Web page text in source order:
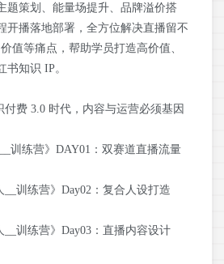
题策划、能量场提升、品牌溢价搭
开播落地部署，全方位解决直播留不
值等痛点，帮助学员打造高价值、
书知识 IP。
付费 3.0 时代，内容与运营必须基因
训练营》DAY01：双赛道直播流量
__训练营》Day02：复合人设打造
__训练营》Day03：直播内容设计